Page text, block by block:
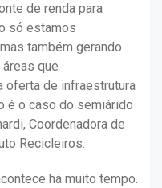
de renda para
só estamos
também gerando
que
oferta de infraestrutura
é o caso do semiárido
Coordenadora de
Recicleiros.
há muito tempo.